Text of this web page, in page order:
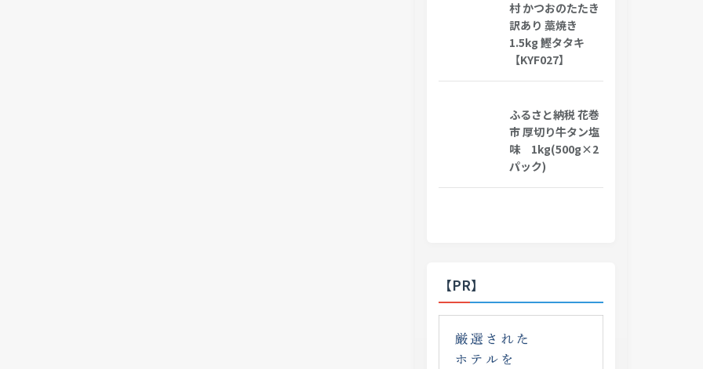
村 かつおのたたき
訳あり 藁焼き
1.5kg 鰹タタキ
【KYF027】
ふるさと納税 花巻
市 厚切り牛タン塩
味 1kg(500g×2
パック)
【PR】